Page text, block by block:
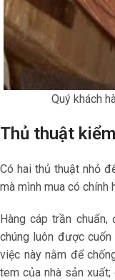
Quý khách
Thủ thuật
Có hai thủ thuật nhỏ
mà mình mua có chính
Hàng cáp trần
chúng luôn được
việc này nằm để
tem của nhà sản